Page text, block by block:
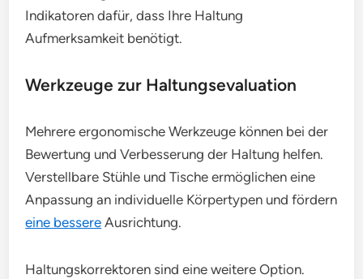
Indikatoren dafür, dass Ihre Haltung
Aufmerksamkeit benötigt.
Werkzeuge zur Haltungsevaluation
Mehrere ergonomische Werkzeuge können bei der
Bewertung und Verbesserung der Haltung helfen.
Verstellbare Stühle und Tische ermöglichen eine
Anpassung an individuelle Körpertypen und fördern
eine bessere Ausrichtung.
Haltungskorrektoren sind eine weitere Option.